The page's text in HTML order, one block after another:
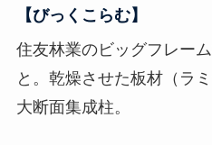
【びっくこらむ】
住友林業のビッグフレー
と。乾燥させた板材（ラ
大断面集成柱。